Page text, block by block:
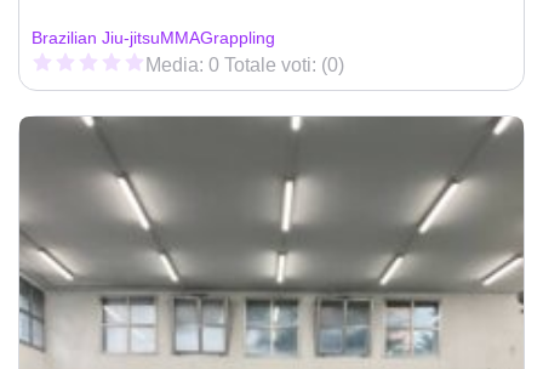
Brazilian Jiu-jitsuMMAGrappling
Media: 0 Totale voti: (0)